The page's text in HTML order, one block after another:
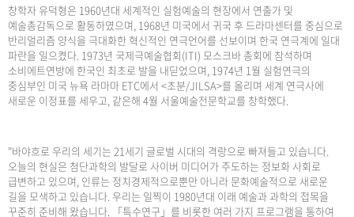
창학자 유덕형은 1960년대 세계적인 실험예술의 현장에서 연출가 및
예술총감독으로 활동하였으며, 1968년 미국에서 귀국 후 드라마센터를 중심으로
반리얼리즘 양식을 극대화한 혁신적인 연극언어를 선보이며 한국 연극계에 일대
파란을 일으켰다. 1973년 국제극예술협회(ITI) 모스크바 총회에 참석하며
소비에트연방에 한국인 최초로 발을 내딛었으며, 1974년 1월 실험연극의
중심부인 미국 뉴욕 라마마 ETC에서 <초분/JILSA>를 올리며 세계 연극사에
새로운 이정표를 세우고, 같은해 4월 서울예술전문학교를 창학했다.
"바야흐로 우리의 세기는 21세기 글로벌 시대의 격랑으로 빠져들고 있습니다.
오늘의 현실은 첨단과학의 발달로 사이버 미디어가 주도하는 정보화 사회로
급변하고 있으며, 인류는 정치경제적으로뿐만 아니라 문화예술적으로 새로운
길을 모색하고 있습니다. 우리는 일찍이 1980년대 이래 예술과 과학의 접목을
꾸준히 준비해 왔습니다. 「특수연구」를 비롯한 여러 가지 프로그램을 통하여